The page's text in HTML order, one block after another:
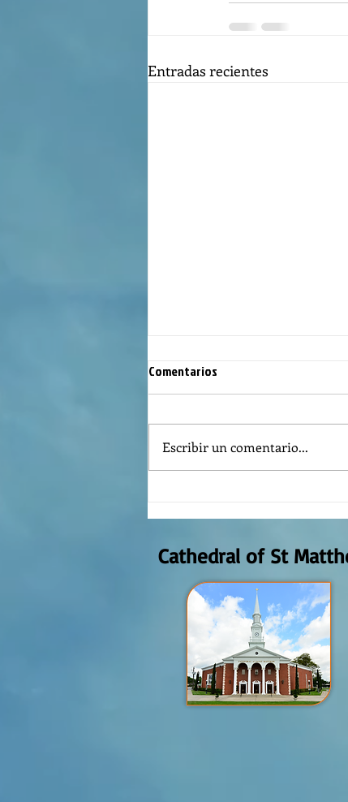
Entradas recientes
Domingo Agosto 9, 2026
Comentarios
Escribir un comentario...
Cathedral of St